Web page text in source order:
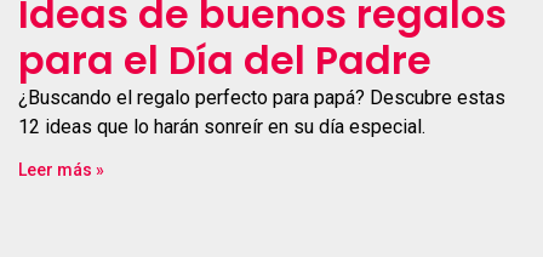
Ideas de buenos regalos
para el Día del Padre
¿Buscando el regalo perfecto para papá? Descubre estas
12 ideas que lo harán sonreír en su día especial.
Leer más »